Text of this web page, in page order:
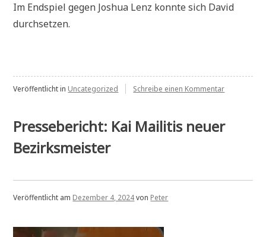
Im Endspiel gegen Joshua Lenz konnte sich David
durchsetzen.
Veröffentlicht in Uncategorized Schreibe einen Kommentarzu
Pressebericht: Kai Mailitis neuer
Bezirksmeister
Veröffentlicht am Dezember 4, 2024von Peter